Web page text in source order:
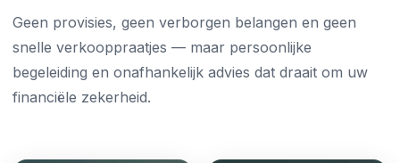
Geen provisies, geen verborgen belangen en geen
snelle verkooppraatjes — maar persoonlijke
begeleiding en onafhankelijk advies dat draait om uw
financiële zekerheid.